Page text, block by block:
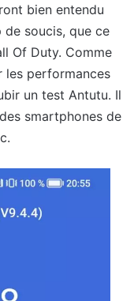
bien entendu
de soucis, que ce
Of Duty. Comme
les performances
un test Antutu. Il
smartphones de